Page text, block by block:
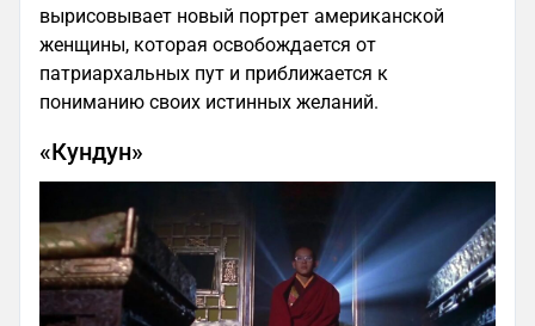
вырисовывает новый портрет американской
женщины, которая освобождается от
патриархальных пут и приближается к
пониманию своих истинных желаний.
«Кундун»